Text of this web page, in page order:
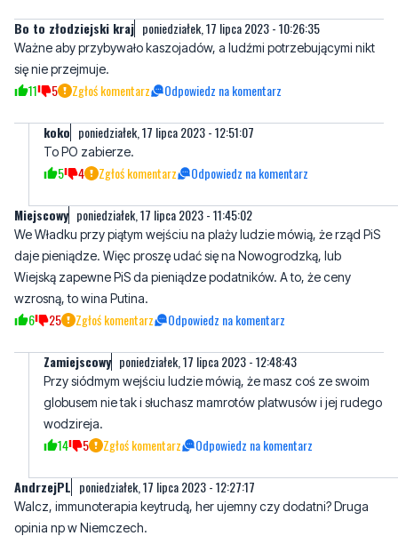
Bo to złodziejski kraj poniedziałek, 17 lipca 2023 - 10:26:35
Ważne aby przybywało kaszojadów, a ludźmi potrzebującymi nikt
się nie przejmuje.
11 5 Zgłoś komentarz Odpowiedz na komentarz
koko poniedziałek, 17 lipca 2023 - 12:51:07
To PO zabierze.
5 4 Zgłoś komentarz Odpowiedz na komentarz
Miejscowy poniedziałek, 17 lipca 2023 - 11:45:02
We Władku przy piątym wejściu na plaży ludzie mówią, że rząd PiS
daje pieniądze. Więc proszę udać się na Nowogrodzką, lub
Wiejską zapewne PiS da pieniądze podatników. A to, że ceny
wzrosną, to wina Putina.
6 25 Zgłoś komentarz Odpowiedz na komentarz
Zamiejscowy poniedziałek, 17 lipca 2023 - 12:48:43
Przy siódmym wejściu ludzie mówią, że masz coś ze swoim
globusem nie tak i słuchasz mamrotów platwusów i jej rudego
wodzireja.
14 5 Zgłoś komentarz Odpowiedz na komentarz
AndrzejPL poniedziałek, 17 lipca 2023 - 12:27:17
Walcz, immunoterapia keytrudą, her ujemny czy dodatni? Druga
opinia np w Niemczech.